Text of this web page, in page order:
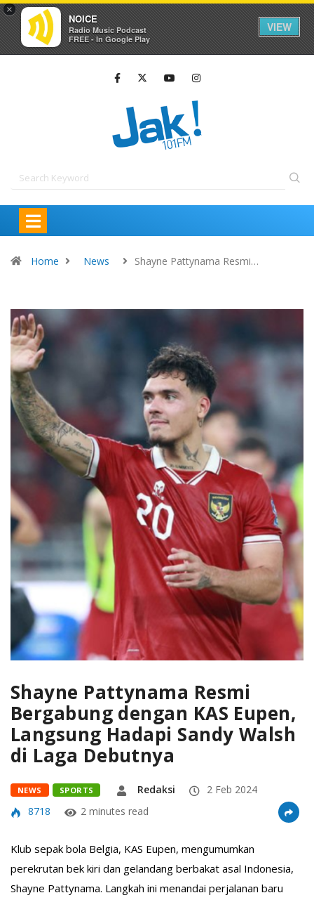
×
NOICE
Radio Music Podcast
FREE - In Google Play
VIEW
Home News Shayne Pattynama Resmi…
Shayne Pattynama Resmi
Bergabung dengan KAS Eupen,
Langsung Hadapi Sandy Walsh
di Laga Debutnya
NEWS SPORTS Redaksi
2 Feb 2024
8718
2 minutes read
Klub sepak bola Belgia, KAS Eupen, mengumumkan
perekrutan bek kiri dan gelandang berbakat asal Indonesia,
Shayne Pattynama. Langkah ini menandai perjalanan baru